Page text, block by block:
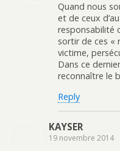
Quand nous
et de ceux
responsabilité
sortir de ces «
victime,
Dans ce
reconnaître le
Reply
KAYSER
19 novembre 2014